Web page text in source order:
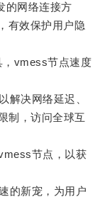
网络连接方
有效保护用户隐
vmess节点速度
决网络延迟、
制，访问全球互
节点，以获
的新宠，为用户